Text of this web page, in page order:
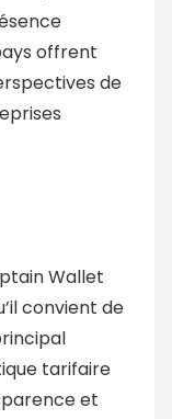
offrent
de
Wallet
convient de
tarifaire
et